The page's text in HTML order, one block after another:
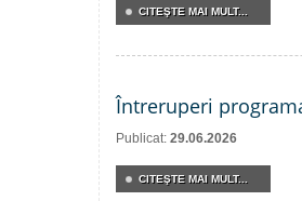
CITEŞTE MAI MULT...
Întreruperi
Publicat: 29.06.2026
CITEŞTE MAI MULT...